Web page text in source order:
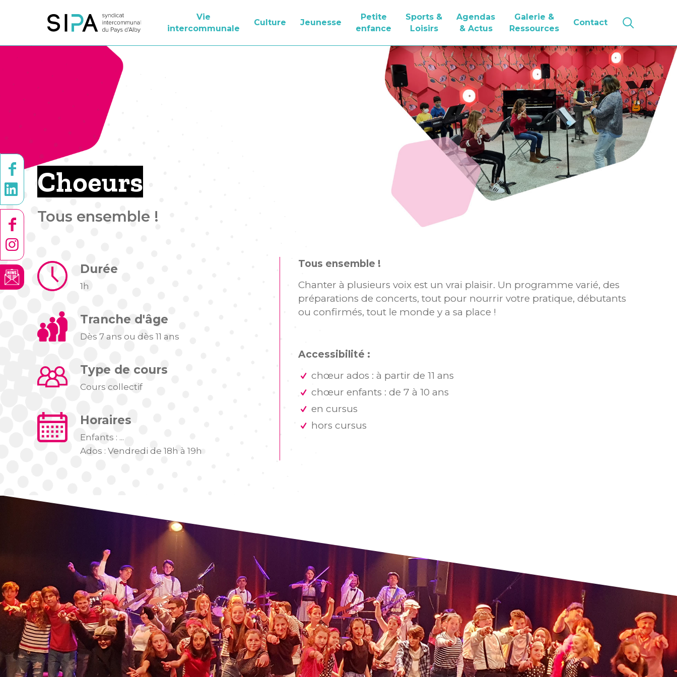
Vie
intercommunale
Culture Jeunesse
Petite
enfance
Sports &
Loisirs
Agendas
& Actus
Galerie &
Ressources
Contact
Choeurs
Tous ensemble !
Durée
1h
Tranche d'âge
Dès 7 ans ou dès 11 ans
Type de cours
Cours collectif
Horaires
Enfants : ...
Ados : Vendredi de 18h à 19h
Tous ensemble !
Chanter à plusieurs voix est un vrai plaisir. Un programme varié, des
préparations de concerts, tout pour nourrir votre pratique, débutants
ou confirmés, tout le monde y a sa place !
Accessibilité :
chœur ados : à partir de 11 ans
chœur enfants : de 7 à 10 ans
en cursus
hors cursus